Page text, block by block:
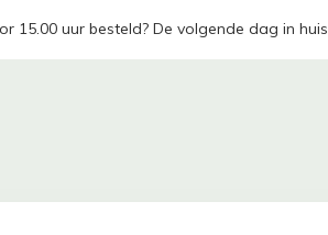
15.00 uur besteld? De volgende dag in